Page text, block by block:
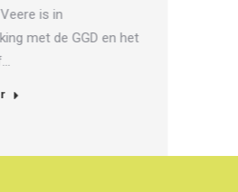
is in
met de GGD en het